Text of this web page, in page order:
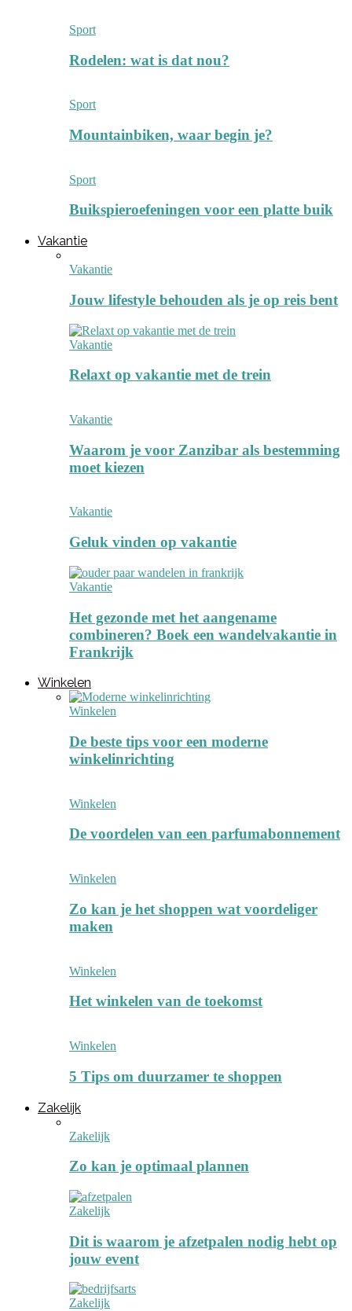
Sport
Rodelen: wat is dat nou?
Sport
Mountainbiken, waar begin je?
Sport
Buikspieroefeningen voor een platte buik
Vakantie
Vakantie
Jouw lifestyle behouden als je op reis bent
Vakantie
Relaxt op vakantie met de trein
Vakantie
Waarom je voor Zanzibar als bestemming
moet kiezen
Vakantie
Geluk vinden op vakantie
Vakantie
Het gezonde met het aangename
combineren? Boek een wandelvakantie in
Frankrijk
Winkelen
Winkelen
De beste tips voor een moderne
winkelinrichting
Winkelen
De voordelen van een parfumabonnement
Winkelen
Zo kan je het shoppen wat voordeliger
maken
Winkelen
Het winkelen van de toekomst
Winkelen
5 Tips om duurzamer te shoppen
Zakelijk
Zakelijk
Zo kan je optimaal plannen
Zakelijk
Dit is waarom je afzetpalen nodig hebt op
jouw event
Zakelijk